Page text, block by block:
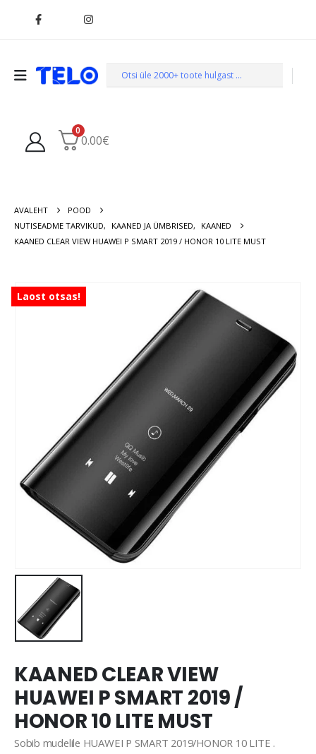
0
0.00€
AVALEHT
POOD
NUTISEADME TARVIKUD, KAANED JA ÜMBRISED,
KAANED
KAANED CLEAR VIEW HUAWEI P SMART 2019 / HONOR 10 LITE MUST
Laost otsas!
KAANED CLEAR VIEW
HUAWEI P SMART 2019 /
HONOR 10 LITE MUST
Sobib mudelile HUAWEI P SMART 2019/HONOR 10 LITE .